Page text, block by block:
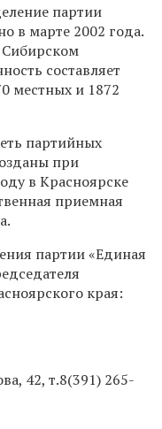
партии
в марте 2002 года.
составляет
местных и 1872
партийных
при
в Красноярске
приемная
партии «Единая
края:
42, т.8(391) 265-